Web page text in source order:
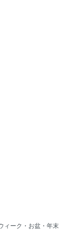
ィーク・お盆・年末